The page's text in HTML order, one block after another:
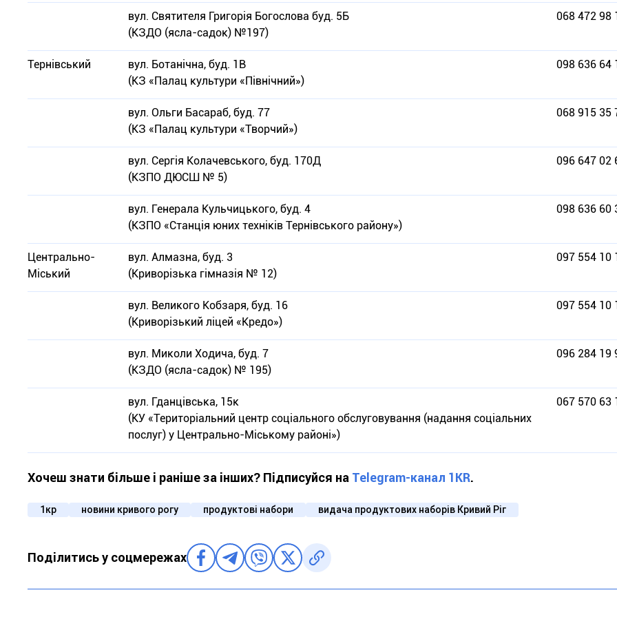
вул. Святителя Григорія Богослова буд. 5Б
(КЗДО (ясла-садок) №197)
068 472 98
Тернівський
вул. Ботанічна, буд. 1В
(КЗ «Палац культури «Північний»)
098 636 64
вул. Ольги Басараб, буд. 77
(КЗ «Палац культури «Творчий»)
068 915 35
вул. Сергія Колачевського, буд. 170Д
(КЗПО ДЮСШ № 5)
096 647 02
вул. Генерала Кульчицького, буд. 4
(КЗПО «Станція юних техніків Тернівського району»)
098 636 60
Центрально-
Міський
вул. Алмазна, буд. 3
(Криворізька гімназія № 12)
097 554 10
вул. Великого Кобзаря, буд. 16
(Криворізький ліцей «Кредо»)
097 554 10
вул. Миколи Ходича, буд. 7
(КЗДО (ясла-садок) № 195)
096 284 19
вул. Гданцівська, 15к
(КУ «Територіальний центр соціального обслуговування (надання соціальних
послуг) у Центрально-Міському районі»)
067 570 63
Хочеш знати більше і раніше за інших? Підписуйся на Telegram-канал 1KR.
1кр новини кривого рогу продуктові набори видача продуктових наборів Кривий Ріг
Поділитись у соцмережах